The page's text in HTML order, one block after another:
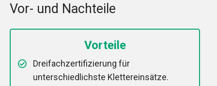
Vor- und Nachteile
Vorteile
Dreifachzertifizierung für
unterschiedlichste Klettereinsätze.